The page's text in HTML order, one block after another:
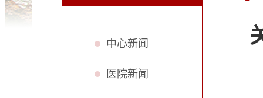
中心新闻
医院新闻